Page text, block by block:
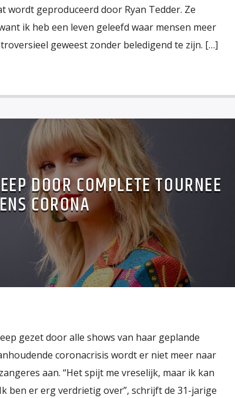
wordt geproduceerd door Ryan Tedder. Ze
ik heb een leven geleefd waar mensen meer
geweest zonder beledigend te zijn. […]
DOOR COMPLETE TOURNEE
CORONA
gezet door alle shows van haar geplande
coronacrisis wordt er niet meer naar
aan. “Het spijt me vreselijk, maar ik kan
ben er erg verdrietig over”, schrijft de 31-jarige